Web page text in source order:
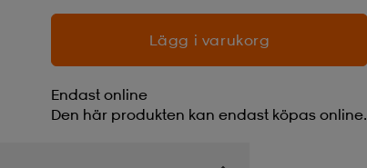
Lägg i varukorg
Endast online
Den här produkten kan endast köpas online.